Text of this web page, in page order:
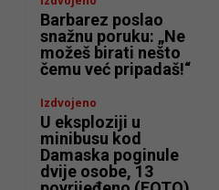
Barbarez poslao
snažnu poruku: „Ne
možeš birati nešto
čemu već pripadaš!“
Izdvojeno
U eksploziji u
minibusu kod
Damaska poginule
dvije osobe, 13